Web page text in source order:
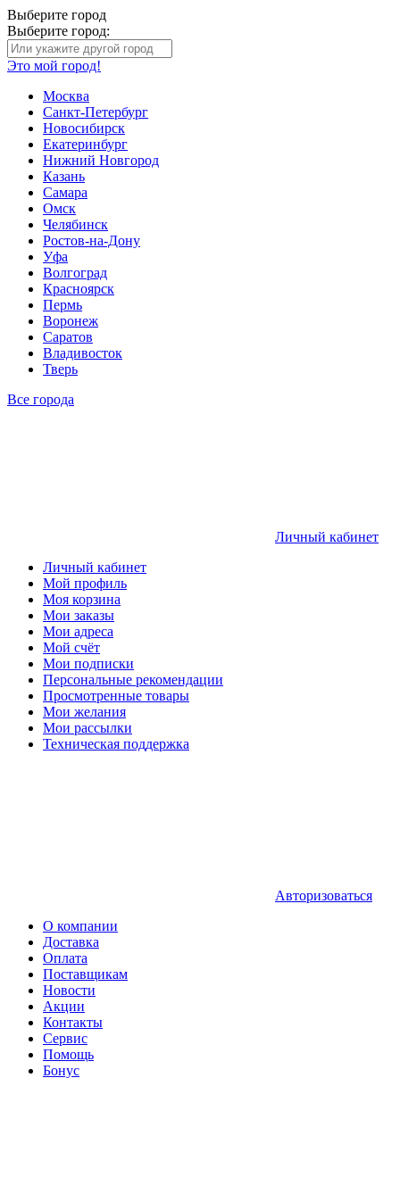
Выберите город
Выберите город:
Это мой город!
Москва
Санкт-Петербург
Новосибирск
Екатеринбург
Нижний Новгород
Казань
Самара
Омск
Челябинск
Ростов-на-Дону
Уфа
Волгоград
Красноярск
Пермь
Воронеж
Саратов
Владивосток
Тверь
Все города
Личный кабинет
Личный кабинет
Мой профиль
Моя корзина
Мои заказы
Мои адреса
Мой счёт
Мои подписки
Персональные рекомендации
Просмотренные товары
Мои желания
Мои рассылки
Техническая поддержка
Авторизоваться
О компании
Доставка
Оплата
Поставщикам
Новости
Акции
Контакты
Сервис
Помощь
Бонус